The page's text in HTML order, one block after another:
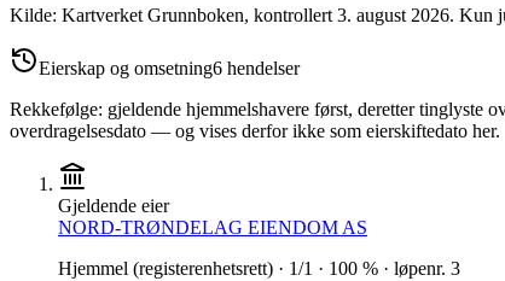
Kilde: Kartverket Grunnboken, kontrollert 3. august 2026. Kun
Eierskap og omsetning6 hendelser
Rekkefølge: gjeldende hjemmelshavere først, deretter tinglyste
overdragelsesdato — og vises derfor ikke som eierskiftedato her.
Gjeldende eier
NORD-TRØNDELAG EIENDOM AS
Hjemmel (registerenhetsrett) · 1/1 · 100 % · løpenr. 3